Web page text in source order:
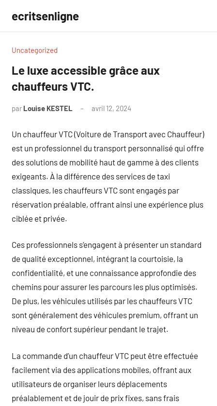
contenu
ecritsenligne
Uncategorized
Le luxe accessible grâce aux
chauffeurs VTC.
par Louise KESTEL avril 12, 2024
Un chauffeur VTC (Voiture de Transport avec Chauffeur)
est un professionnel du transport personnalisé qui offre
des solutions de mobilité haut de gamme à des clients
exigeants. À la différence des services de taxi
classiques, les chauffeurs VTC sont engagés par
réservation préalable, offrant ainsi une expérience plus
ciblée et privée.
Ces professionnels s’engagent à présenter un standard
de qualité exceptionnel, intégrant la courtoisie, la
confidentialité, et une connaissance approfondie des
chemins pour assurer les parcours les plus optimisés.
De plus, les véhicules utilisés par les chauffeurs VTC
sont généralement des véhicules premium, offrant un
niveau de confort supérieur pendant le trajet.
La commande d’un chauffeur VTC peut être effectuée
facilement via des applications mobiles, offrant aux
utilisateurs de organiser leurs déplacements
préalablement et de jouir de prix fixes, sans frais